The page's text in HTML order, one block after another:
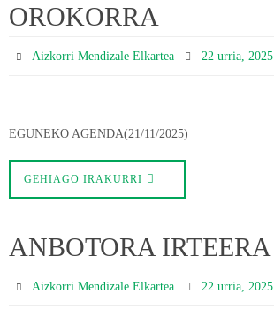
OROKORRA
Aizkorri Mendizale Elkartea 22 urria, 2025
EGUNEKO AGENDA(21/11/2025)
GEHIAGO IRAKURRI
ANBOTORA IRTEERA
Aizkorri Mendizale Elkartea 22 urria, 2025